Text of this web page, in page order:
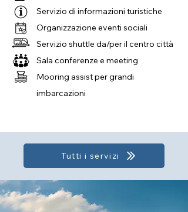
Servizio di informazioni turistiche
Organizzazione eventi sociali
Servizio shuttle da/per il centro città
Sala conferenze e meeting
Mooring assist per grandi
imbarcazioni
Tutti i servizi